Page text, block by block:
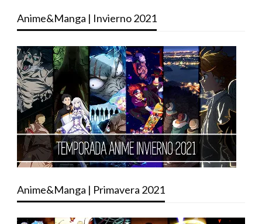
Anime&Manga | Invierno 2021
Anime&Manga | Primavera 2021